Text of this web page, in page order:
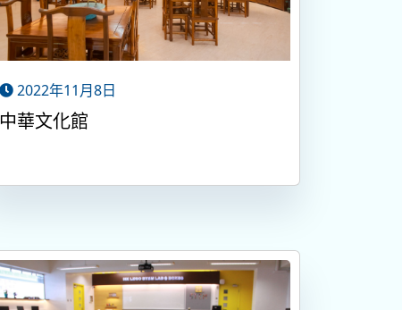
2022年11月8日
中華文化館